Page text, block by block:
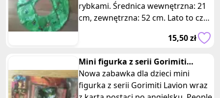
rybkami. Średnica wewnętrzna: 21
cm, zewnętrzna: 52 cm. Lato to czas
15,50 zł
Mini figurka z serii Gorimiti
Lavion z karta postaci po ang
Nowa zabawka dla dzieci mini
figurka z serii Gorimiti Lavion wraz